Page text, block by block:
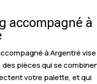
accompagné à
à Argentré
pièces qui se
votre palette, et qui